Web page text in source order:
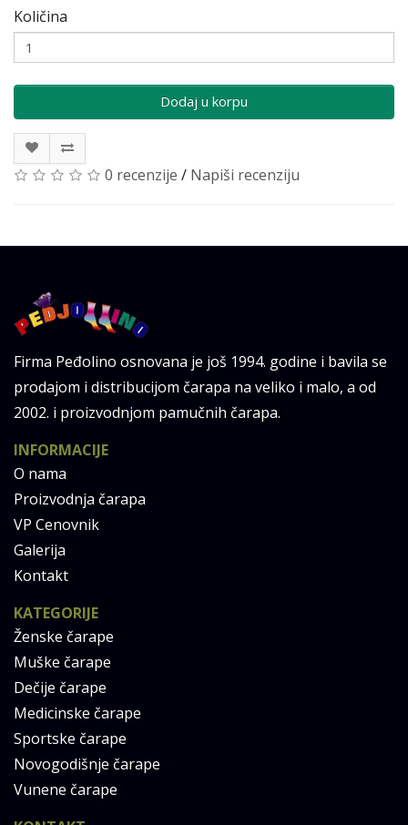
Količina
Dodaj u korpu
0 recenzije / Napiši recenziju
Firma Peđolino osnovana je još 1994. godine i bavila se
prodajom i distribucijom čarapa na veliko i malo, a od
2002. i proizvodnjom pamučnih čarapa.
INFORMACIJE
O nama
Proizvodnja čarapa
VP Cenovnik
Galerija
Kontakt
KATEGORIJE
Ženske čarape
Muške čarape
Dečije čarape
Medicinske čarape
Sportske čarape
Novogodišnje čarape
Vunene čarape